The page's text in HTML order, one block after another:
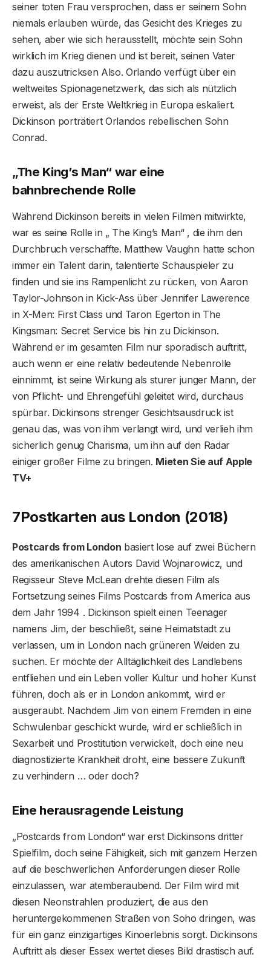
seiner toten Frau versprochen, dass er seinem Sohn
niemals erlauben würde, das Gesicht des Krieges zu
sehen, aber wie sich herausstellt, möchte sein Sohn
wirklich im Krieg dienen und ist bereit, seinen Vater
dazu auszutricksen Also. Orlando verfügt über ein
weltweites Spionagenetzwerk, das sich als nützlich
erweist, als der Erste Weltkrieg in Europa eskaliert.
Dickinson porträtiert Orlandos rebellischen Sohn
Conrad.
„The King’s Man“ war eine
bahnbrechende Rolle
Während Dickinson bereits in vielen Filmen mitwirkte,
war es seine Rolle in „ The King’s Man“ , die ihm den
Durchbruch verschaffte. Matthew Vaughn hatte schon
immer ein Talent darin, talentierte Schauspieler zu
finden und sie ins Rampenlicht zu rücken, von Aaron
Taylor-Johnson in Kick-Ass über Jennifer Lawerence
in X-Men: First Class und Taron Egerton in The
Kingsman: Secret Service bis hin zu Dickinson.
Während er im gesamten Film nur sporadisch auftritt,
auch wenn er eine relativ bedeutende Nebenrolle
einnimmt, ist seine Wirkung als sturer junger Mann, der
von Pflicht- und Ehrengefühl geleitet wird, durchaus
spürbar. Dickinsons strenger Gesichtsausdruck ist
genau das, was von ihm verlangt wird, und verlieh ihm
sicherlich genug Charisma, um ihn auf den Radar
einiger großer Filme zu bringen. Mieten Sie auf Apple
TV+
7Postkarten aus London (2018)
Postcards from London basiert lose auf zwei Büchern
des amerikanischen Autors David Wojnarowicz, und
Regisseur Steve McLean drehte diesen Film als
Fortsetzung seines Films Postcards from America aus
dem Jahr 1994 . Dickinson spielt einen Teenager
namens Jim, der beschließt, seine Heimatstadt zu
verlassen, um in London nach grüneren Weiden zu
suchen. Er möchte der Alltäglichkeit des Landlebens
entfliehen und ein Leben voller Kultur und hoher Kunst
führen, doch als er in London ankommt, wird er
ausgeraubt. Nachdem Jim von einem Fremden in eine
Schwulenbar geschickt wurde, wird er schließlich in
Sexarbeit und Prostitution verwickelt, doch eine neu
diagnostizierte Krankheit droht, eine bessere Zukunft
zu verhindern … oder doch?
Eine herausragende Leistung
„Postcards from London“ war erst Dickinsons dritter
Spielfilm, doch seine Fähigkeit, sich mit ganzem Herzen
auf die beschwerlichen Anforderungen dieser Rolle
einzulassen, war atemberaubend. Der Film wird mit
diesen Neonstrahlen produziert, die aus den
heruntergekommenen Straßen von Soho dringen, was
für ein ganz einzigartiges Kinoerlebnis sorgt. Dickinsons
Auftritt als dieser Essex wertet dieses Bild drastisch auf.